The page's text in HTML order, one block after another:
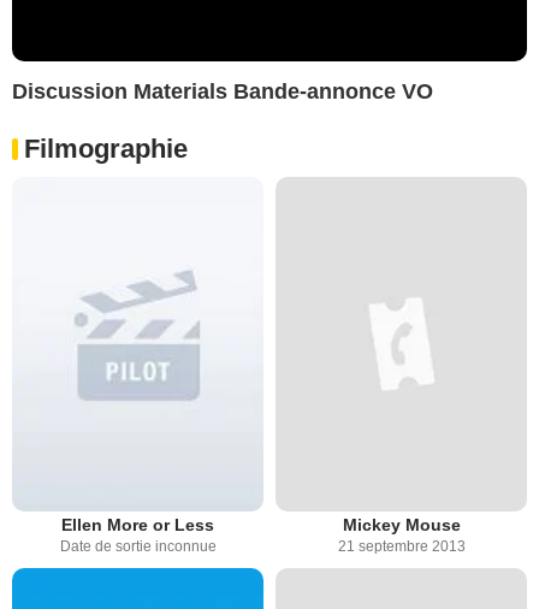
Discussion Materials Bande-annonce VO
Filmographie
Ellen More or Less
Date de sortie inconnue
Mickey Mouse
21 septembre 2013